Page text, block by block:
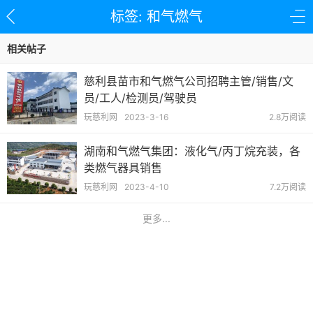
标签: 和气燃气
相关帖子
慈利县苗市和气燃气公司招聘主管/销售/文
员/工人/检测员/驾驶员
玩慈利网 2023-3-16 2.8万阅读
湖南和气燃气集团：液化气/丙丁烷充装，各
类燃气器具销售
玩慈利网 2023-4-10 7.2万阅读
更多...